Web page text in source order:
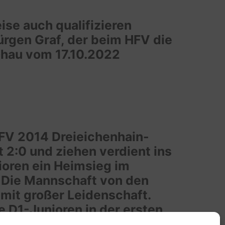
auch qualifizieren
Graf, der beim HFV die
vom 17.10.2022
2014 Dreieichenhain-
2:0 und ziehen verdient ins
ein Heimsieg im
Mannschaft von den
großer Leidenschaft.
D1-Junioren in der ersten